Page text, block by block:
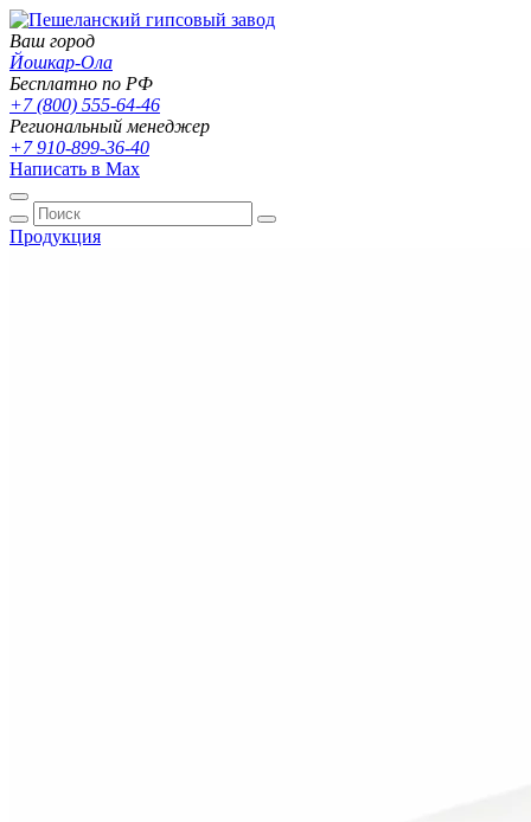
Ваш город
Йошкар-Ола
Бесплатно по РФ
+7 (800) 555-64-46
Региональный менеджер
+7 910-899-36-40
Написать в Max
Продукция